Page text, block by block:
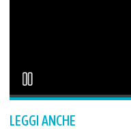
LEGGI ANCHE